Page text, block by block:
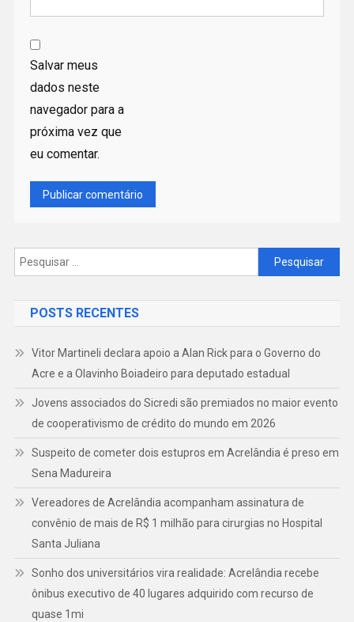
Salvar meus
dados neste
navegador para a
próxima vez que
eu comentar.
Pesquisar
por:
POSTS RECENTES
Vitor Martineli declara apoio a Alan Rick para o Governo do
Acre e a Olavinho Boiadeiro para deputado estadual
Jovens associados do Sicredi são premiados no maior evento
de cooperativismo de crédito do mundo em 2026
Suspeito de cometer dois estupros em Acrelândia é preso em
Sena Madureira
Vereadores de Acrelândia acompanham assinatura de
convênio de mais de R$ 1 milhão para cirurgias no Hospital
Santa Juliana
Sonho dos universitários vira realidade: Acrelândia recebe
ônibus executivo de 40 lugares adquirido com recurso de
quase 1mi